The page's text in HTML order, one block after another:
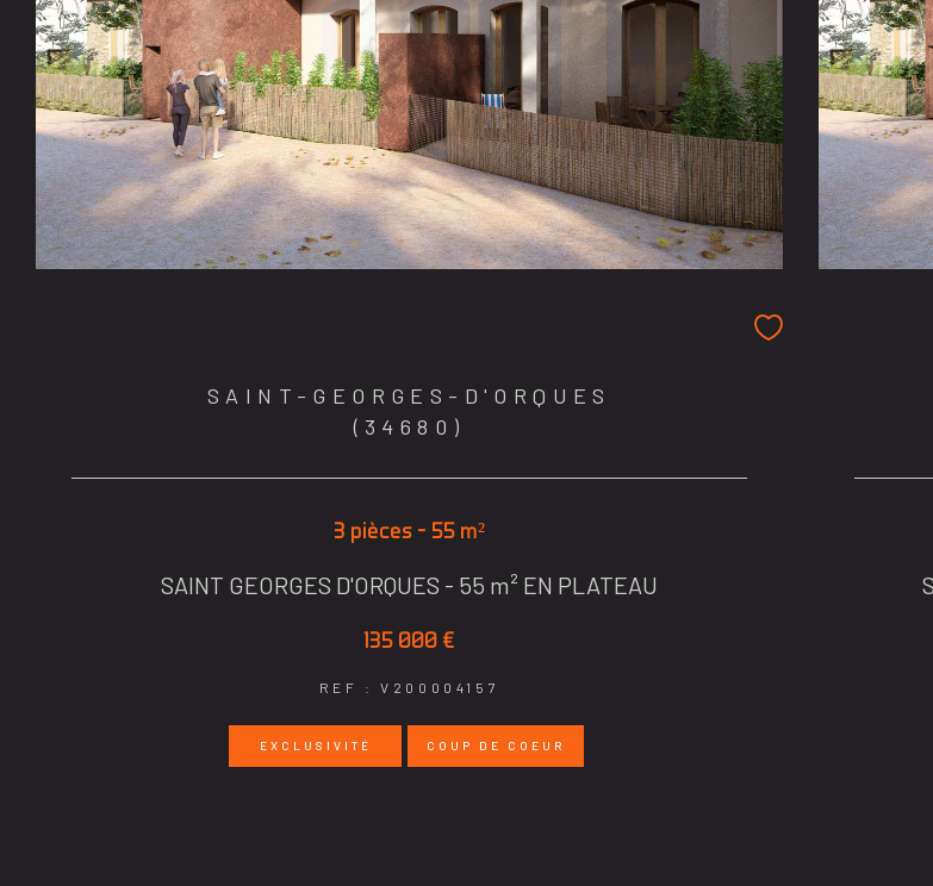
SAINT-GEORGES-D'ORQUES
(34680)
3 pièces - 55 m²
SAINT GEORGES D'ORQUES - 55 m² EN PLATEAU
135 000 €
REF : V200004157
EXCLUSIVITÉ COUP DE COEUR